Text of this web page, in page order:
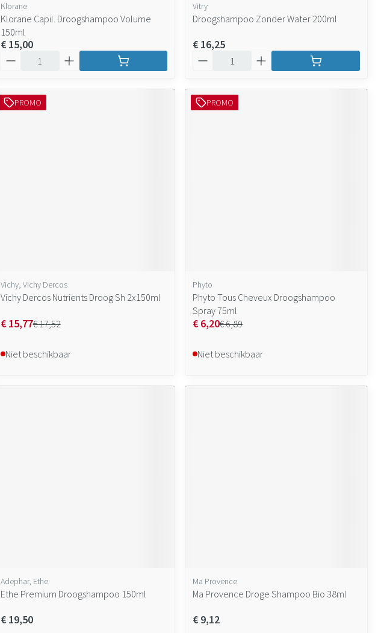
Klorane
Klorane Capil. Droogshampoo Volume
150ml
€ 15,00
Vitry
Droogshampoo Zonder Water 200ml
€ 16,25
PROMO
Vichy, Vichy Dercos
Vichy Dercos Nutrients Droog Sh 2x150ml
€ 17,52
€ 15,77
Niet beschikbaar
PROMO
Phyto
Phyto Tous Cheveux Droogshampoo
Spray 75ml
€ 6,89
€ 6,20
Niet beschikbaar
Adephar, Ethe
Ethe Premium Droogshampoo 150ml
€ 19,50
Ma Provence
Ma Provence Droge Shampoo Bio 38ml
€ 9,12